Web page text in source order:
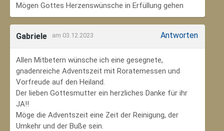
Mögen Gottes Herzenswünsche in Erfüllung gehen
Gabriele am 03.12.2023 Antworten
Allen Mitbetern wünsche ich eine gesegnete,
gnadenreiche Adventszeit mit Roratemessen und
Vorfreude auf den Heiland.
Der lieben Gottesmutter ein herzliches Danke für ihr
JA!!
Möge die Adventszeit eine Zeit der Reinigung, der
Umkehr und der Buße sein.